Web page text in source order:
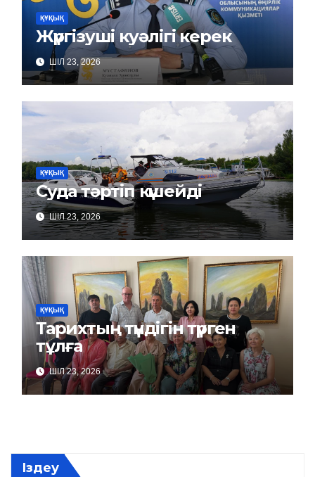
ҚҰҚЫҚ
Жүргізуші куәлігі керек
ШІЛ 23, 2026
ҚҰҚЫҚ
Суда тәртіп күшейді
ШІЛ 23, 2026
ҚҰҚЫҚ
Тарихтың түндігін түрген
тұлға
ШІЛ 23, 2026
Іздеу